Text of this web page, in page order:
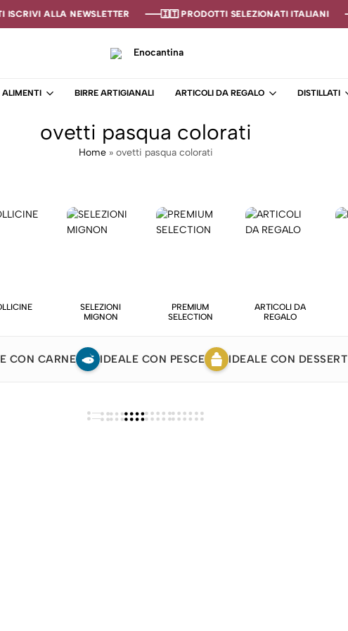
ALLA NEWSLETTER 🇮🇹 PRODOTTI SELEZIONATI ITALIANI
ALLA NEWSLETTER 🇮🇹 PRODOTTI SELEZIONATI ITALIANI
ALLA NEWSLETTER 🇮🇹 PRODOTTI SELEZIONATI ITALIANI
cantina
–
Enoteca
ALIMENTI BIRRE ARTIGIANALI ARTICOLI DA REGALO DISTILLATI
ovetti pasqua colorati
Home» ovetti pasqua colorati
SELEZIONI
MIGNON
PREMIUM
SELECTION
ARTICOLI DA
REGALO
CON CARNE IDEALE CON PESCE IDEALE CON DESSERT